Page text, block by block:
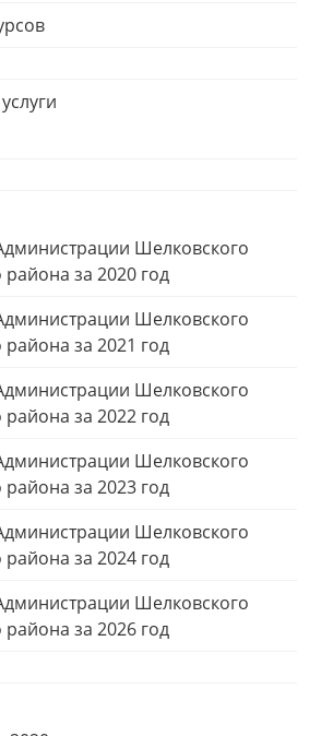
Шелковского
за 2020 год
Шелковского
за 2021 год
Шелковского
за 2022 год
Шелковского
за 2023 год
Шелковского
за 2024 год
Шелковского
за 2026 год